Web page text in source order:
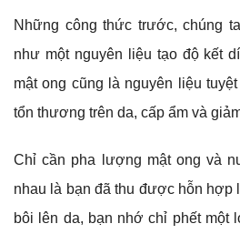
Những công thức trước, chúng
như một nguyên liệu tạo độ kết
mật ong cũng là nguyên liệu
tổn thương trên da, cấp ẩm và
Chỉ cần pha lượng mật ong và
nhau là bạn đã thu được hỗn hợp
bôi lên da, bạn nhớ chỉ phết một